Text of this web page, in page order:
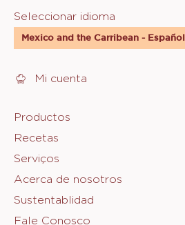
Website
quick
links
Seleccionar idioma
Mexico and the Carribean - Español
Mi cuenta
Footer
Sicao
Productos
Recetas
Serviços
Acerca de nosotros
Sustentablidad
Fale Conosco